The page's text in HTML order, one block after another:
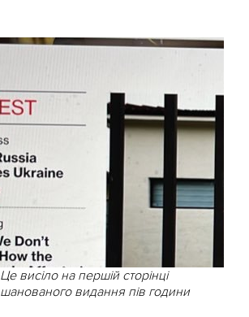
Це висіло на першій сторінці
шанованого видання пів години